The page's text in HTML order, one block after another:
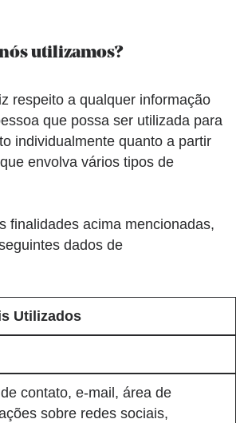
utilizamos?
respeito a qualquer informação
que possa ser utilizada para
individualmente quanto a partir
envolva vários tipos de
finalidades acima mencionadas,
dados de
Utilizados
contato, e-mail, área de
sobre redes sociais,